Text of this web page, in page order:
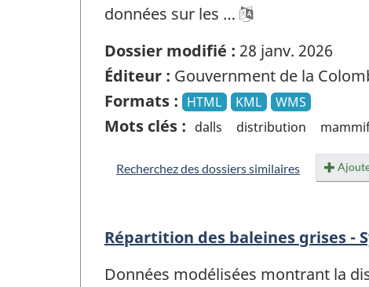
données sur les …
Dossier modifié : 28 janv. 2026
Éditeur : Gouvernment de la
Formats : HTML KML WMS
Mots clés : dalls distribution
Recherchez des dossiers similaires
Répartition des baleines grises -
Données modélisées montrant la